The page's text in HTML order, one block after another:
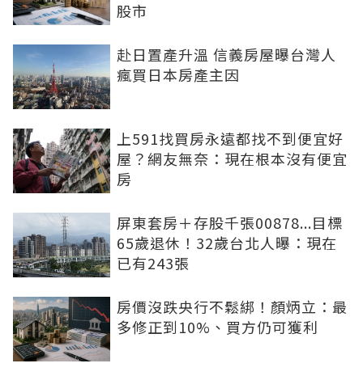
股市
赴日置產升溫 信義房屋曝台灣人
瘋買日本房產主因
上591找買房永遠都找不到便宜好
屋？網友無奈：現在根本沒有便宜
房
屏東套房＋存股千張00878...目標
65歲退休！32歲台北人曝：現在
已有243張
房價沒跌央行不鬆綁！顏炳立：最
多修正到10%、買方仍可獲利